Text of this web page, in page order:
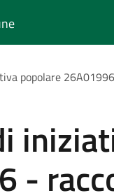
popolare
-